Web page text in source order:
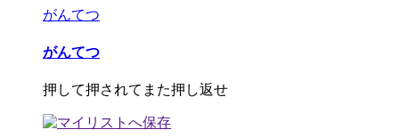
がんてつ
がんてつ
押して押されてまた押し返せ